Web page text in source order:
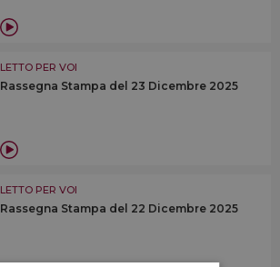
LETTO PER VOI
Rassegna Stampa del 23 Dicembre 2025
LETTO PER VOI
Rassegna Stampa del 22 Dicembre 2025